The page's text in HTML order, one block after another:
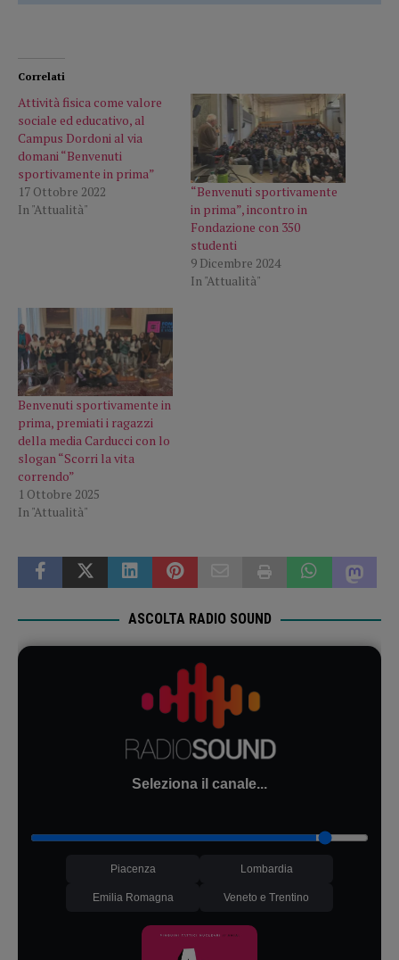
Correlati
Attività fisica come valore
sociale ed educativo, al
Campus Dordoni al via
domani “Benvenuti
sportivamente in prima”
17 Ottobre 2022
In "Attualità"
“Benvenuti sportivamente
in prima”, incontro in
Fondazione con 350
studenti
9 Dicembre 2024
In "Attualità"
Benvenuti sportivamente in
prima, premiati i ragazzi
della media Carducci con lo
slogan “Scorri la vita
correndo”
1 Ottobre 2025
In "Attualità"
ASCOLTA RADIO SOUND
Seleziona il canale...
Piacenza Lombardia
Emilia Romagna Veneto e Trentino